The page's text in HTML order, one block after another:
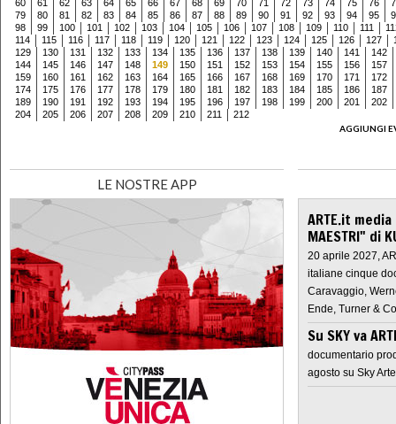
60 61 62 63 64 65 66 67 68 69 70 71 72 73 74 75 76
79
80 81 82 83 84 85 86 87 88 89 90 91 92 93 94 95
98
99 100 101 102 103 104 105 106 107 108 109 110 111
114
115 116 117 118 119 120 121 122 123 124 125 126 127
129
130 131 132 133 134 135 136 137 138 139 140 141
142
144
145 146 147 148 149 150 151 152 153 154 155 156
157
159
160 161 162 163 164 165 166 167 168 169 170 171
172
174
175 176 177 178 179 180 181 182 183 184 185 186
187
189
190 191 192 193 194 195 196 197 198 199 200 201
202
204
205 206 207 208 209 210 211
212
AGGIUNGI
LE NOSTRE APP
ARTE.it
MAESTRI" di
20 aprile 2027,
italiane cinque
Caravaggio,
Ende, Turner &
Su SKY va
documentario
agosto su Sky Arte